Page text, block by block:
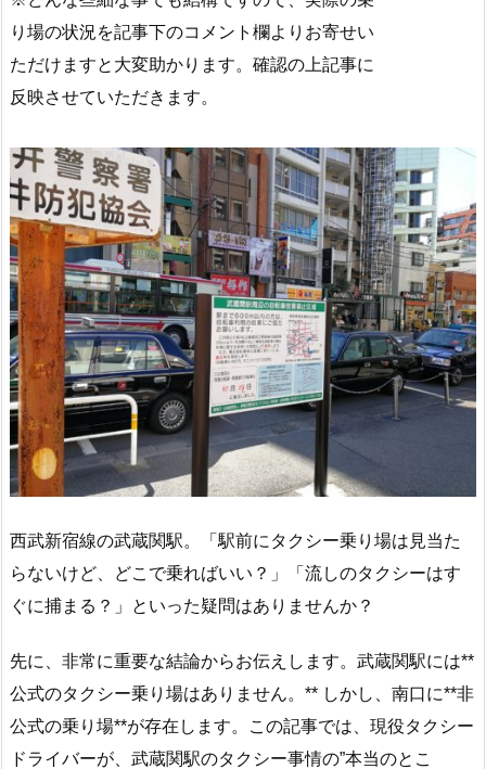
り場の状況を記事下のコメント欄よりお寄せい
ただけますと大変助かります。確認の上記事に
反映させていただきます。
西武新宿線の武蔵関駅。「駅前にタクシー乗り場は見当た
らないけど、どこで乗ればいい？」「流しのタクシーはす
ぐに捕まる？」といった疑問はありませんか？
先に、非常に重要な結論からお伝えします。武蔵関駅には**
公式のタクシー乗り場はありません。** しかし、南口に**非
公式の乗り場**が存在します。この記事では、現役タクシー
ドライバーが、武蔵関駅のタクシー事情の”本当のとこ